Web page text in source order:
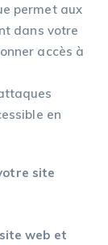
permet aux
dans votre
accès à
en
site
web et